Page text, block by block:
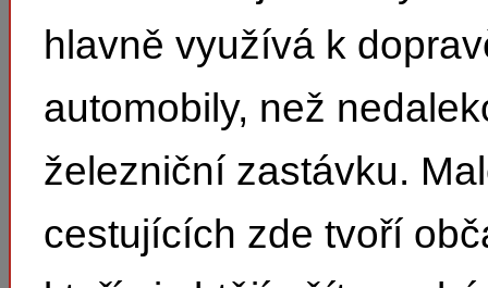
hlavně využívá k
automobily, než
železniční zastávku.
cestujících zde tvoří